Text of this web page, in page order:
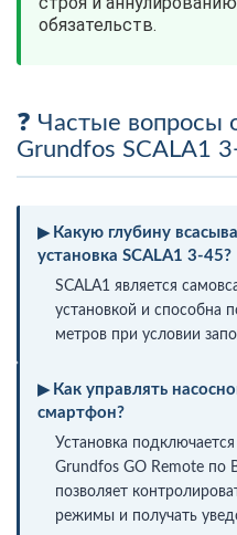
обязательств.
Частые вопросы
Grundfos SCALA1
Какую глубину
установка SCALA1 3-45?
SCALA1 является
установкой и способна
метров при условии
Как управлять
смартфон?
Установка
Grundfos GO Remote по
позволяет
режимы и получать